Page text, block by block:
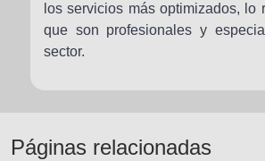
los servicios más optimizados, lo
que son profesionales y
sector.
Páginas relacionadas